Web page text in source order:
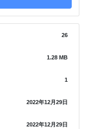
26
1.28 MB
1
2022年12月29日
2022年12月29日